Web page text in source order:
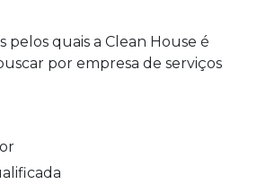
pelos quais a Clean House é
por empresa de serviços